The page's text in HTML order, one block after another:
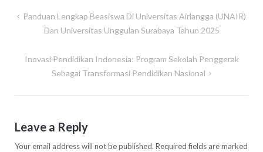
Post
navigation
Panduan Lengkap Beasiswa Di Universitas Airlangga (UNAIR)
Dan Universitas Unggulan Surabaya Tahun 2025
Inovasi Pendidikan Indonesia: Program Sekolah Penggerak
Sebagai Transformasi Pendidikan Nasional
Leave a Reply
Your email address will not be published. Required fields are marked